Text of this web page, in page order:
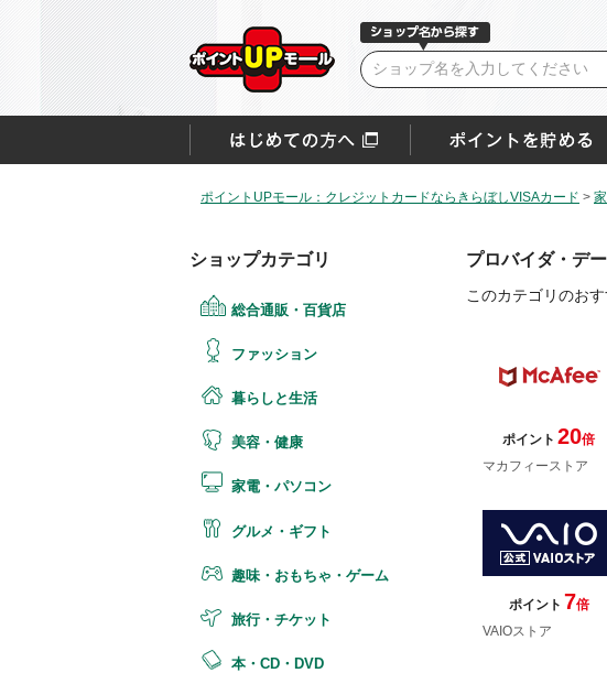
ポイントUPモール：クレジットカードならきらぼしVISAカード >
ショップカテゴリ
総合通販・百貨店
ファッション
暮らしと生活
美容・健康
家電・パソコン
グルメ・ギフト
趣味・おもちゃ・ゲーム
旅行・チケット
本・CD・DVD
プロバイダ・デ
このカテゴリのお
ポイント 20倍
マカフィーストア
ポイント 7倍
VAIOストア